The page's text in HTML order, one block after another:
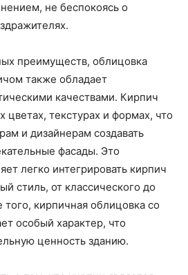
не беспокоясь о
преимуществ, облицовка
также обладает
качествами. Кирпич
цветах, текстурах и формах, что
и дизайнерам создавать
фасады. Это
легко интегрировать кирпич
стиль, от классического до
кирпичная облицовка со
особый характер, что
ценность зданию.